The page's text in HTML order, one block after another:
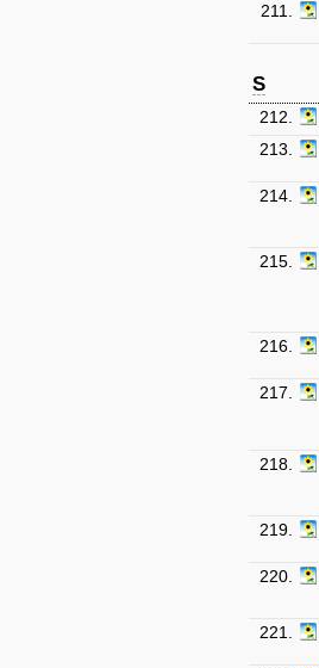
211.
S
212.
213.
214.
215.
216.
217.
218.
219.
220.
221.